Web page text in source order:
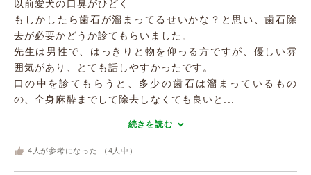
以前愛犬の口臭がひどく
もしかしたら歯石が溜まってるせいかな？と思い、歯石除
去が必要かどうか診てもらいました。
先生は男性で、はっきりと物を仰っる方ですが、優しい雰
囲気があり、とても話しやすかったです。
口の中を診てもらうと、多少の歯石は溜まっているもの
の、全身麻酔までして除去しなくても良いと...
続きを読む
4 人が参考になった （ 4 人中）